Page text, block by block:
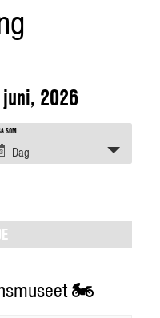
juni, 2026
SOM
Dag
🏍️